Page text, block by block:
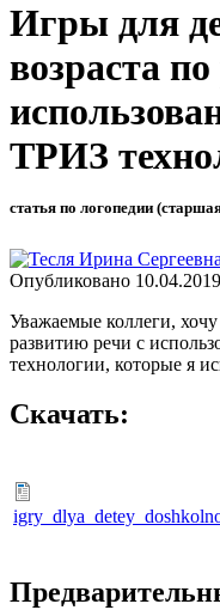
Игры для
возраста
ТРИЗ
статья по логопедии
Опубликовано
Уважаемые коллеги,
развитию речи с
технологии, которые я
Скачать: